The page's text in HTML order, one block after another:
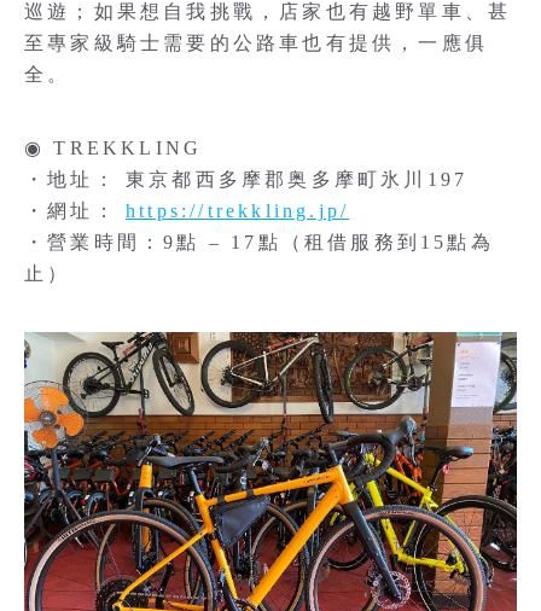
巡遊；如果想自我挑戰，店家也有越野單車、甚
至專家級騎士需要的公路車也有提供，一應俱
全。
◉ TREKKLING
・地址： 東京都西多摩郡奥多摩町氷川197
・網址： https://trekkling.jp/
・營業時間：9點 – 17點（租借服務到15點為
止）